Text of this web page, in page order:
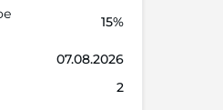
15%
07.08.2026
2